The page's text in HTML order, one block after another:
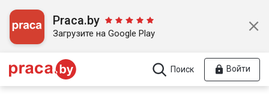
Praca.by
Загрузите на Google Play
Поиск Войти